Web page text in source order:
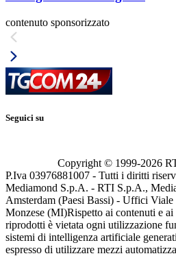
contenuto sponsorizzato
Seguici su
Copyright © 1999-2026
P.Iva 03976881007 - Tutti i diritti
Mediamond S.p.A. - RTI S.p.A.,
Amsterdam (Paesi Bassi) - Uffici
Monzese (MI)Rispetto ai contenuti e
riprodotti è vietata ogni utilizzazione
sistemi di intelligenza artificiale
espresso di utilizzare mezzi